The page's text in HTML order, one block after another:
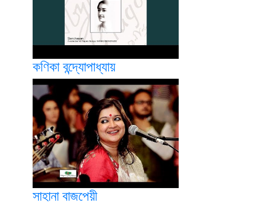
কণিকা বন্দ্যোপাধ্যায়
সাহানা বাজপেয়ী